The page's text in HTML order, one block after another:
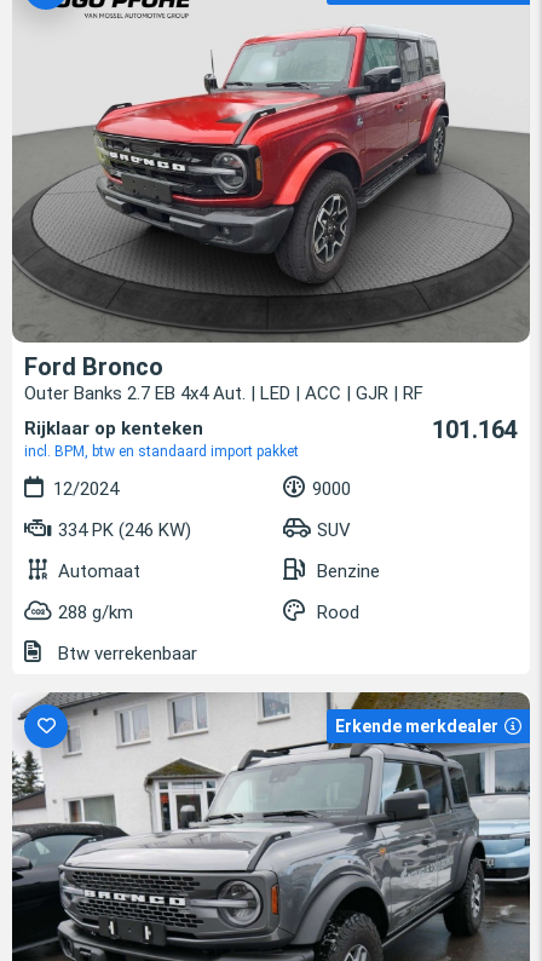
Ford Bronco
Outer Banks 2.7 EB 4x4 Aut. | LED | ACC | GJR | RF
Rijklaar op kenteken
incl. BPM, btw en standaard import pakket
101.164
12/2024
9000
334 PK (246 KW)
SUV
Automaat
Benzine
288 g/km
Rood
Btw verrekenbaar
Erkende merkdealer